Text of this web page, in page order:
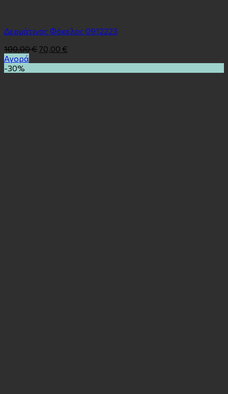
Δερμάτινος Φάκελος 0912223
100,00€ 70,00 €
Αγορά
-30%